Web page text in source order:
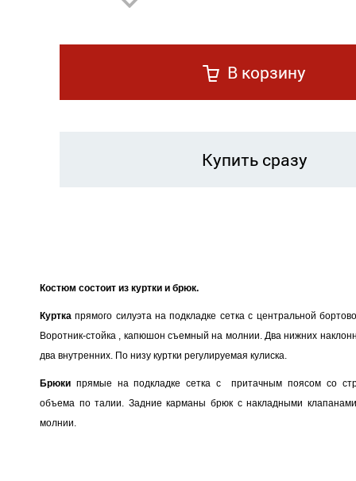
В корзину
Купить сразу
Костюм состоит из куртки и брюк.
Куртка прямого силуэта на подкладке сетка с центральной
Воротник-стойка , капюшон съемный на молнии. Два нижних
два внутренних. По низу куртки регулируемая кулиска.
Брюки прямые на подкладке сетка с притачным поясом со
объема по талии. Задние карманы брюк с накладными
молнии.